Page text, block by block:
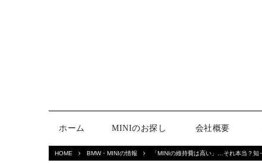
ホーム MINIのお探し 会社概要
HOME BMW・MINIの情報 「MINIの維持費は高い」…それ本当？知